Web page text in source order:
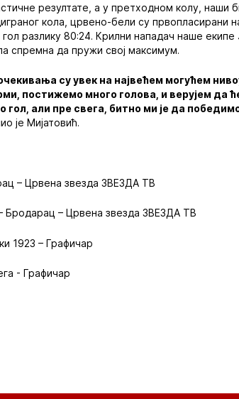
резултате, а у претходном колу, наши
кола, црвено-бели су првопласирани
разлику 80:24. Крилни нападач наше екипе
спремна да пружи свој максимум.
су увек на највећем могућем
постижемо много голова, и верујем да
али пре свега, битно ми је да
је Мијатовић.
– Црвена звезда ЗВЕЗДА ТВ
Бродарац – Црвена звезда ЗВЕЗДА ТВ
1923 – Графичар
- Графичар